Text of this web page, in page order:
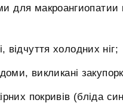
для макроангиопатии
відчуття холодних ніг;
викликані
покривів (бліда